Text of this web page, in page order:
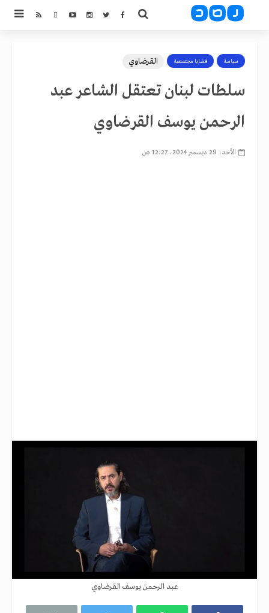
سياسة قضايا مجتمعية القرضاوي
سلطات لبنان تعتقل الشاعر عبد
الرحمن يوسف القرضاوي
الأحد، 29 ديسمبر 2024، 12:27 ص
عبد الرحمن يوسف القرضاوي